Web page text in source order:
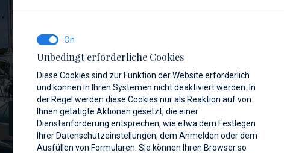
auf!
Mehr erfahren
Ausrüstung für Ihr
Schiff
Mehr erfahren
Unbedingt erforderliche Cookies
Diese Cookies sind zur Funktion der Website erforderlich
und können in Ihren Systemen nicht deaktiviert werden. In
der Regel werden diese Cookies nur als Reaktion auf von
Ihnen getätigte Aktionen gesetzt, die einer
Dienstanforderung entsprechen, wie etwa dem Festlegen
Ihrer Datenschutzeinstellungen, dem Anmelden oder dem
Ausfüllen von Formularen. Sie können Ihren Browser so